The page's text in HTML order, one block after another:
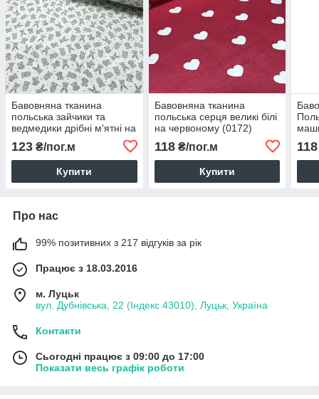
Бавовняна тканина
польська зайчики та
ведмедики дрібні м'ятні на
123 ₴/пог.м
Купити
Бавовняна тканина
польська серця великі білі
на червоному (0172)
118₴/пог.м
Купити
118
Про нас
99% позитивних з 217 відгуків за рік
Працює з 18.03.2016
м. Луцьк
вул. Дубнівська, 22 (Індекс 43010), Луцьк, Україна
Контакти
Сьогодні працює з 09:00 до 17:00
Показати весь графік роботи